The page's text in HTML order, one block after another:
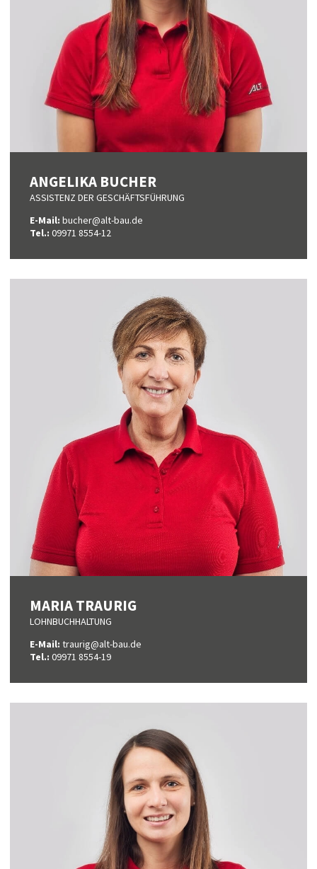
ANGELIKA BUCHER
ASSISTENZ DER GESCHÄFTSFÜHRUNG
E-Mail: bucher@alt-bau.de
Tel.: 09971 8554-12
MARIA TRAURIG
LOHNBUCHHALTUNG
E-Mail: traurig@alt-bau.de
Tel.: 09971 8554-19